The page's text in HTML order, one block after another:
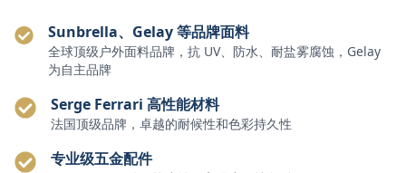
Sunbrella、Gelay 等品牌面料
全球顶级户外面料品牌，抗 UV、防水、耐盐雾腐蚀，Gelay
为自主品牌
Serge Ferrari 高性能材料
法国顶级品牌，卓越的耐候性和色彩持久性
专业级五金配件